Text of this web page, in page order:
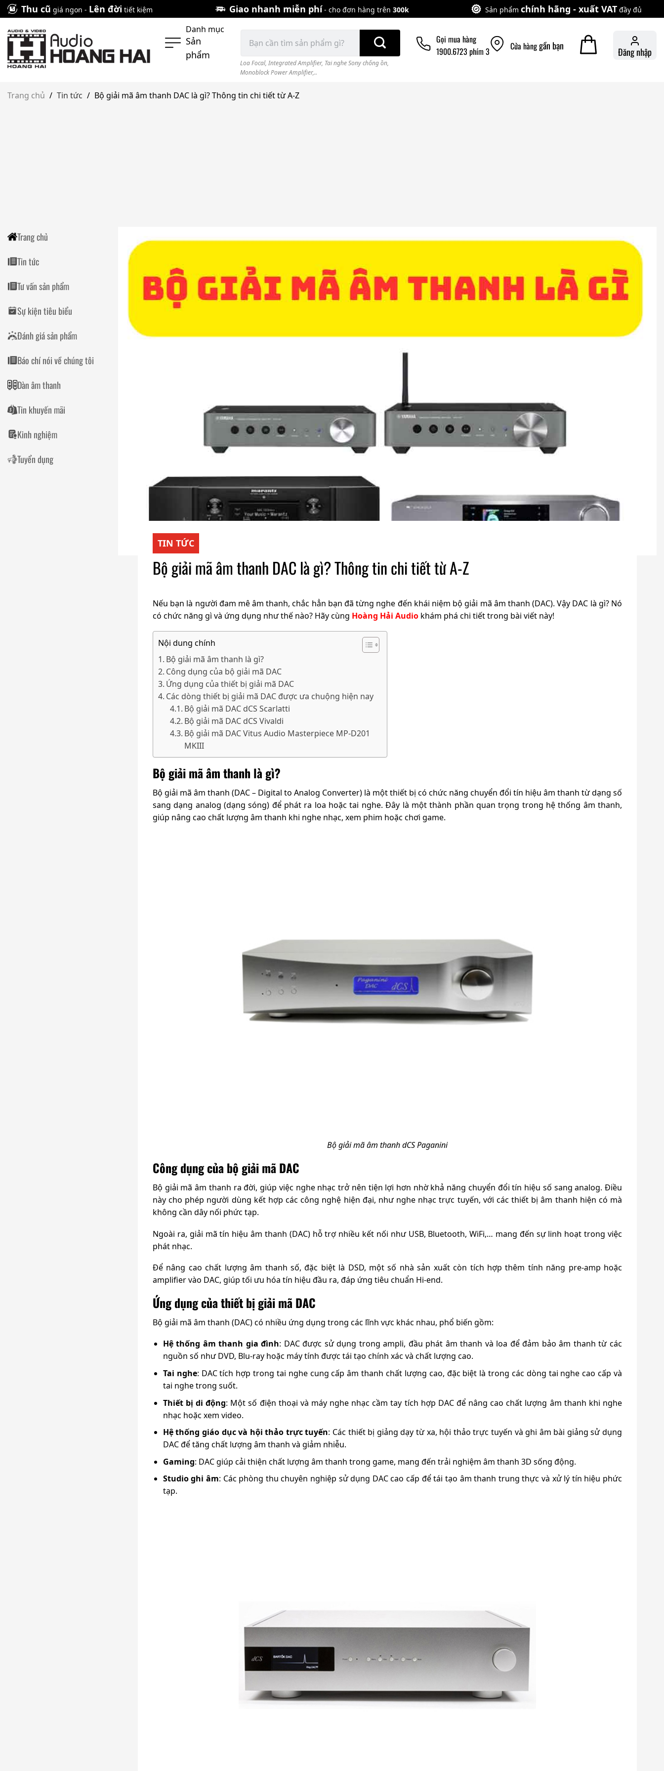
Skip
to
content
Thu cũ giá ngon - Lên đời tiết kiệm Giao nhanh miễn phí- cho đơn hàng trên 300k Sản phẩm chính hãng - xuất VAT đầy đủ
Danh mục
Sản
phẩm
kiếm:
Loa Focal, Integrated Amplifier, Tai nghe Sony chống ồn,
Monoblock Power Amplifier,..
Gọi mua hàng
1900.6723 phím 3
Cửa hànggần bạn Đăng nhập
Trang chủ / Tin tức / Bộ giải mã âm thanh DAC là gì? Thông tin chi tiết từ A-Z
Trang chủ
Tin tức
Tư vấn sản phẩm
Sự kiện tiêu biểu
Đánh giá sản phẩm
Báo chí nói về chúng tôi
Dàn âm thanh
Tin khuyến mãi
Kinh nghiệm
Tuyển dụng
TIN TỨC
Bộ giải mã âm thanh DAC là gì? Thông tin chi tiết từ A-Z
Nếu bạn là người đam mê âm thanh, chắc hẳn bạn đã từng nghe đến khái niệm bộ giải mã âm thanh (DAC). Vậy DAC là gì? Nó
có chức năng gì và ứng dụng như thế nào? Hãy cùng Hoàng Hải Audio khám phá chi tiết trong bài viết này!
Nội dung chính
Bộ giải mã âm thanh là gì?
Công dụng của bộ giải mã DAC
Ứng dụng của thiết bị giải mã DAC
Các dòng thiết bị giải mã DAC được ưa chuộng hiện nay
Bộ giải mã DAC dCS Scarlatti
Bộ giải mã DAC dCS Vivaldi
Bộ giải mã DAC Vitus Audio Masterpiece MP-D201
MKIII
Bộ giải mã âm thanh là gì?
Bộ giải mã âm thanh (DAC – Digital to Analog Converter) là một thiết bị có chức năng chuyển đổi tín hiệu âm thanh từ dạng số
sang dạng analog (dạng sóng) để phát ra loa hoặc tai nghe. Đây là một thành phần quan trọng trong hệ thống âm thanh,
giúp nâng cao chất lượng âm thanh khi nghe nhạc, xem phim hoặc chơi game.
Bộ giải mã âm thanh dCS Paganini
Công dụng của bộ giải mã DAC
Bộ giải mã âm thanh ra đời, giúp việc nghe nhạc trở nên tiện lợi hơn nhờ khả năng chuyển đổi tín hiệu số sang analog. Điều
này cho phép người dùng kết hợp các công nghệ hiện đại, như nghe nhạc trực tuyến, với các thiết bị âm thanh hiện có mà
không cần dây nối phức tạp.
Ngoài ra, giải mã tín hiệu âm thanh (DAC) hỗ trợ nhiều kết nối như USB, Bluetooth, WiFi,… mang đến sự linh hoạt trong việc
phát nhạc.
Để nâng cao chất lượng âm thanh số, đặc biệt là DSD, một số nhà sản xuất còn tích hợp thêm tính năng pre-amp hoặc
amplifier vào DAC, giúp tối ưu hóa tín hiệu đầu ra, đáp ứng tiêu chuẩn Hi-end.
Ứng dụng của thiết bị giải mã DAC
Bộ giải mã âm thanh (DAC) có nhiều ứng dụng trong các lĩnh vực khác nhau, phổ biến gồm:
Hệ thống âm thanh gia đình: DAC được sử dụng trong ampli, đầu phát âm thanh và loa để đảm bảo âm thanh từ các
nguồn số như DVD, Blu-ray hoặc máy tính được tái tạo chính xác và chất lượng cao.
Tai nghe: DAC tích hợp trong tai nghe cung cấp âm thanh chất lượng cao, đặc biệt là trong các dòng tai nghe cao cấp và
tai nghe trong suốt.
Thiết bị di động: Một số điện thoại và máy nghe nhạc cầm tay tích hợp DAC để nâng cao chất lượng âm thanh khi nghe
nhạc hoặc xem video.
Hệ thống giáo dục và hội thảo trực tuyến: Các thiết bị giảng dạy từ xa, hội thảo trực tuyến và ghi âm bài giảng sử dụng
DAC để tăng chất lượng âm thanh và giảm nhiễu.
Gaming: DAC giúp cải thiện chất lượng âm thanh trong game, mang đến trải nghiệm âm thanh 3D sống động.
Studio ghi âm: Các phòng thu chuyên nghiệp sử dụng DAC cao cấp để tái tạo âm thanh trung thực và xử lý tín hiệu phức
tạp.